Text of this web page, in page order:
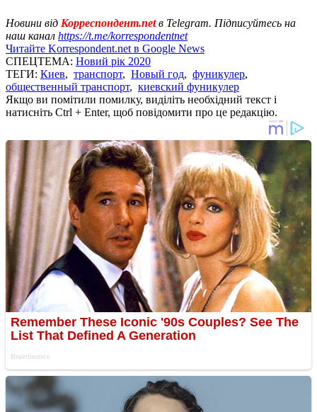
Новини від Корреспондент.netв Telegram. Підписуйтесь на
наш канал https://t.me/korrespondentnet
Читайте Korrespondent.net в Google News
СПЕЦТЕМА: Новий рік 2020
ТЕГИ: Киев, транспорт, Новый год, фуникулер,
общественный транспорт, киевский фуникулер
Якщо ви помітили помилку, виділіть необхідний текст і
натисніть Ctrl + Enter, щоб повідомити про це редакцію.